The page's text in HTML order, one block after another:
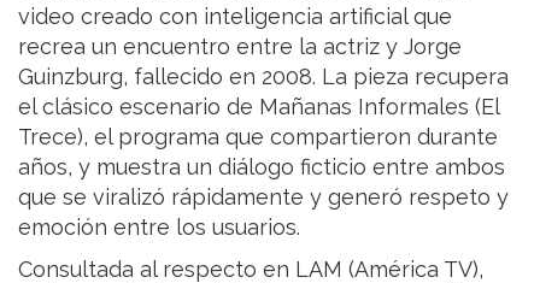
video creado con inteligencia artificial que
recrea un encuentro entre la actriz y Jorge
Guinzburg, fallecido en 2008. La pieza recupera
el clásico escenario de Mañanas Informales (El
Trece), el programa que compartieron durante
años, y muestra un diálogo ficticio entre ambos
que se viralizó rápidamente y generó respeto y
emoción entre los usuarios.
Consultada al respecto en LAM (América TV),